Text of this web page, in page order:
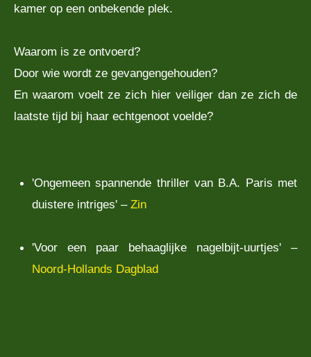
kamer op een onbekende plek.
Waarom is ze ontvoerd?
Door wie wordt ze gevangengehouden?
En waarom voelt ze zich hier veiliger dan ze zich de
laatste tijd bij haar echtgenoot voelde?
'Ongemeen spannende thriller van B.A. Paris met
duistere intriges' – Zin
'Voor een paar behaaglijke nagelbijt-uurtjes' –
Noord-Hollands Dagblad